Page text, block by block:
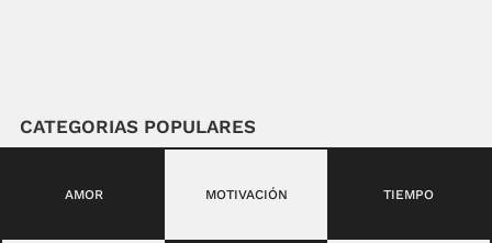
CATEGORIAS POPULARES
AMOR MOTIVACIÓN TIEMPO